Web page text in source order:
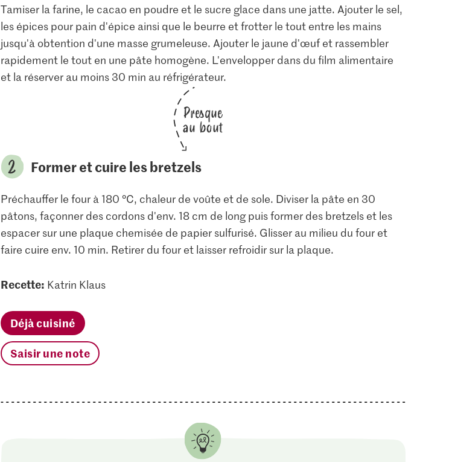
Tamiser la farine, le cacao en poudre et le sucre glace dans une jatte. Ajouter le sel,
les épices pour pain d'épice ainsi que le beurre et frotter le tout entre les mains
jusqu'à obtention d'une masse grumeleuse. Ajouter le jaune d'œuf et rassembler
rapidement le tout en une pâte homogène. L'envelopper dans du film alimentaire
et la réserver au moins 30 min au réfrigérateur.
Presque
au bout
Former et cuire les bretzels
Préchauffer le four à 180 °C, chaleur de voûte et de sole. Diviser la pâte en 30
pâtons, façonner des cordons d'env. 18 cm de long puis former des bretzels et les
espacer sur une plaque chemisée de papier sulfurisé. Glisser au milieu du four et
faire cuire env. 10 min. Retirer du four et laisser refroidir sur la plaque.
Recette: Katrin Klaus
Déjà cuisiné
Saisir une note